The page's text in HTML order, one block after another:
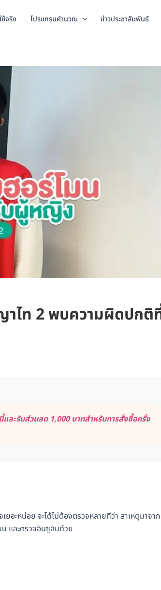
ช้จริง โปรแกรมคำนวณ ข่าวประชาสัมพันธ์
ไท 2 พบความผิดปกติ
ละรับส่วนลด 1,000 บาทสำหรับการสั่งซื้อครั้ง
อะหน่อย จะได้ไม่ต้องตรวจหลายทีว่า สาเหตุมาจาก
และตรวจอินซูลินด้วย